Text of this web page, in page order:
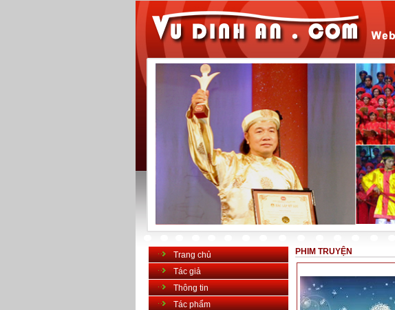
Trang chủ
Tác giả
Thông tin
Tác phẩm
PHIM TRUYỆN